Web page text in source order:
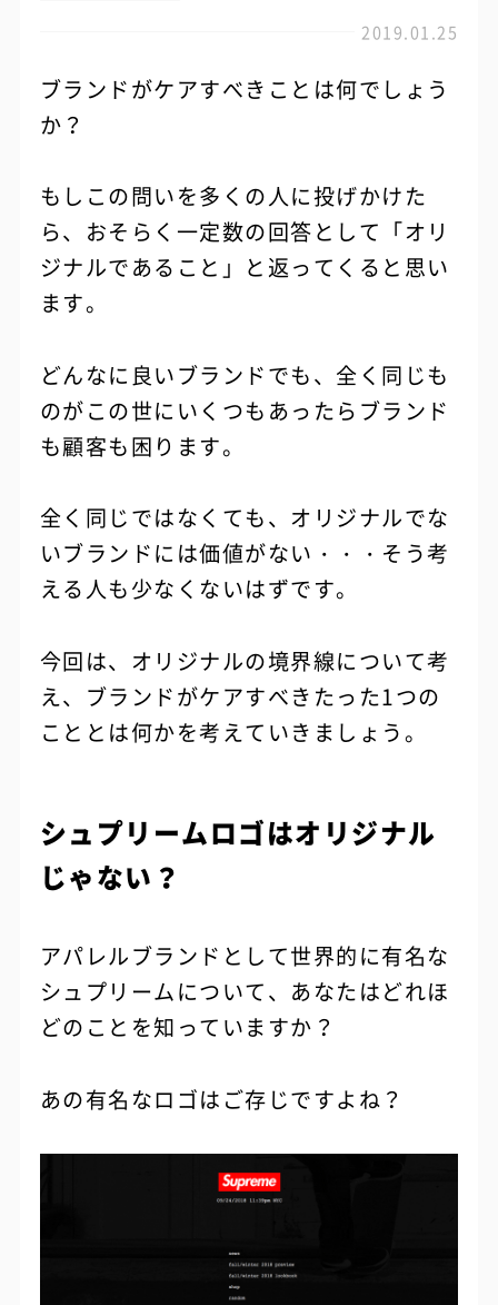
2019.01.25
ブランドがケアすべきことは何でしょう
か？
もしこの問いを多くの人に投げかけた
ら、おそらく一定数の回答として「オリ
ジナルであること」と返ってくると思い
ます。
どんなに良いブランドでも、全く同じも
のがこの世にいくつもあったらブランド
も顧客も困ります。
全く同じではなくても、オリジナルでな
いブランドには価値がない・・・そう考
える人も少なくないはずです。
今回は、オリジナルの境界線について考
え、ブランドがケアすべきたった1つの
こととは何かを考えていきましょう。
シュプリームロゴはオリジナル
じゃない？
アパレルブランドとして世界的に有名な
シュプリームについて、あなたはどれほ
どのことを知っていますか？
あの有名なロゴはご存じですよね？